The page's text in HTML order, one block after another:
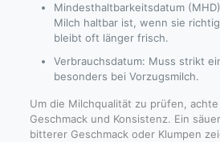
Mindesthaltbarkeitsdatum
Milch haltbar ist, wenn sie
bleibt oft länger frisch.
Verbrauchsdatum: Muss strikt
besonders bei Vorzugsmilch.
Um die Milchqualität zu prüfen, achte
Geschmack und Konsistenz. Ein
bitterer Geschmack oder Klumpen